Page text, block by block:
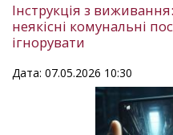
Інструкція з
неякісні комунальні
ігнорувати
Дата: 07.05.2026 10:30